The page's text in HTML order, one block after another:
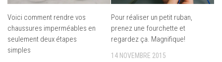
Voici comment rendre vos
chaussures imperméables en
seulement deux étapes
simples
Pour réaliser un petit ruban,
prenez une fourchette et
regardez ça. Magnifique!
14 NOVEMBRE 2015